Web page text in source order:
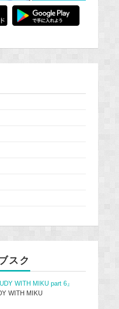
スク
WITH MIKU part 6』
WITH MIKU